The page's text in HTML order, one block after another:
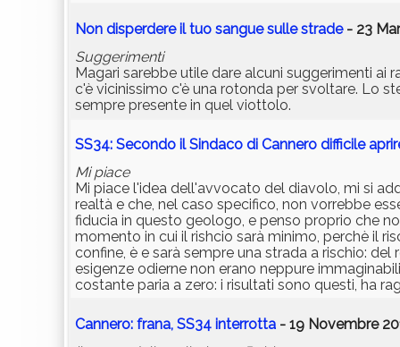
Non disperdere il tuo sangue sulle strade- 23
Suggerimenti
Magari sarebbe utile dare alcuni suggerimenti ai
c'è vicinissimo c'è una rotonda per svoltare. Lo
sempre presente in quel viottolo.
SS34: Secondo il Sindaco di Cannero difficile
Mi piace
Mi piace l'idea dell'avvocato del diavolo, mi si
realtà e che, nel caso specifico, non vorrebbe
fiducia in questo geologo, e penso proprio che
momento in cui il rishcio sarà minimo, perchè il
confine, è e sarà sempre una strada a rischio:
esigenze odierne non erano neppure
costante paria a zero: i risultati sono questi, ha
Cannero: frana, SS34 interrotta - 19 Novembre